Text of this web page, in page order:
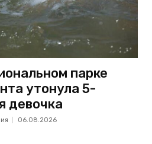
парке
утонула 5-
девочка
06.08.2026